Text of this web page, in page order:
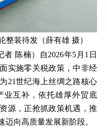
整装待发（薛有雄 摄）
陈楠）自2026年5月1日
实施零关税政策，中非经
21世纪海上丝绸之路核心
业互补，依托雄厚外贸底
源，正抢抓政策机遇，推
向高质量发展新阶段。